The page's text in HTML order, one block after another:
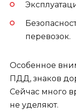
перевозок.
Особенное
ПДД, знаков
Сейчас много
не уделяют.